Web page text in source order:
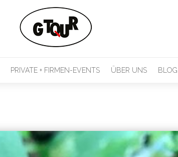
PRIVATE + FIRMEN-EVENTS ÜBER UNS BLOG